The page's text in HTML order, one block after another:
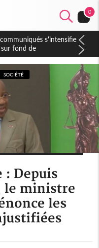
0
plaide pour un
SOCIÉTÉ
: Depuis
le ministre
les